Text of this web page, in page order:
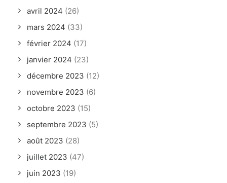
avril 2024 (26)
mars 2024 (33)
février 2024 (17)
janvier 2024 (23)
décembre 2023 (12)
novembre 2023 (6)
octobre 2023 (15)
septembre 2023 (5)
août 2023 (28)
juillet 2023 (47)
juin 2023 (19)